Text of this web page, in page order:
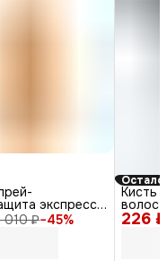
010 ₽−45%
экспресс-
волос / SOS, 226 ₽
Кисть
волос
40 мм